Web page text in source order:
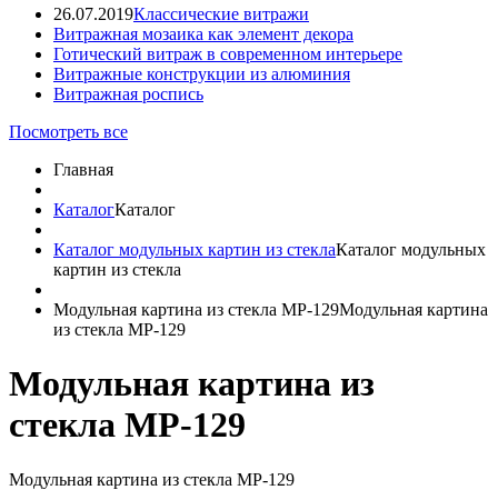
26.07.2019Классические витражи
Витражная мозаика как элемент декора
Готический витраж в современном интерьере
Витражные конструкции из алюминия
Витражная роспись
Посмотреть все
Главная
КаталогКаталог
Каталог модульных картин из стеклаКаталог модульных
картин из стекла
Модульная картина из стекла MP-129Модульная картина
из стекла MP-129
Модульная картина из
стекла MP-129
Модульная картина из стекла MP-129